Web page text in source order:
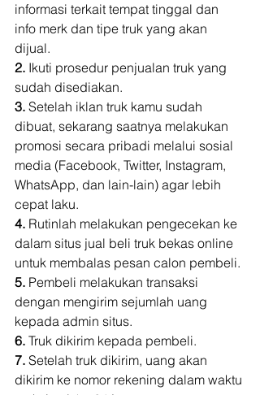
informasi terkait tempat tinggal dan
info merk dan tipe truk yang akan
dijual.
2. Ikuti prosedur penjualan truk yang
sudah disediakan.
3. Setelah iklan truk kamu sudah
dibuat, sekarang saatnya melakukan
promosi secara pribadi melalui sosial
media (Facebook, Twitter, Instagram,
WhatsApp, dan lain-lain) agar lebih
cepat laku.
4. Rutinlah melakukan pengecekan ke
dalam situs jual beli truk bekas online
untuk membalas pesan calon pembeli.
5. Pembeli melakukan transaksi
dengan mengirim sejumlah uang
kepada admin situs.
6. Truk dikirim kepada pembeli.
7. Setelah truk dikirim, uang akan
dikirim ke nomor rekening dalam waktu